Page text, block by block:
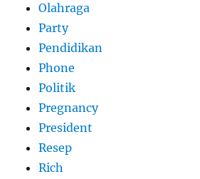
Olahraga
Party
Pendidikan
Phone
Politik
Pregnancy
President
Resep
Rich